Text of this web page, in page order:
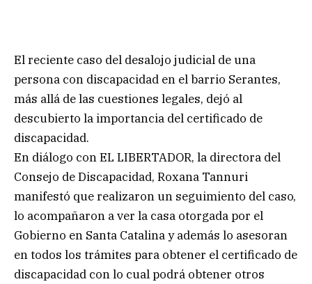
El reciente caso del desalojo judicial de una
persona con discapacidad en el barrio Serantes,
más allá de las cuestiones legales, dejó al
descubierto la importancia del certificado de
discapacidad.
En diálogo con EL LIBERTADOR, la directora del
Consejo de Discapacidad, Roxana Tannuri
manifestó que realizaron un seguimiento del caso,
lo acompañaron a ver la casa otorgada por el
Gobierno en Santa Catalina y además lo asesoran
en todos los trámites para obtener el certificado de
discapacidad con lo cual podrá obtener otros